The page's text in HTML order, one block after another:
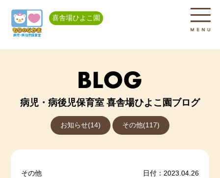
喜舎場ひよこ園
病児・病後児保育室 喜舎場ひよこ園ブログ
お知らせ(14) その他(117)
その他 日付：2023.04.26